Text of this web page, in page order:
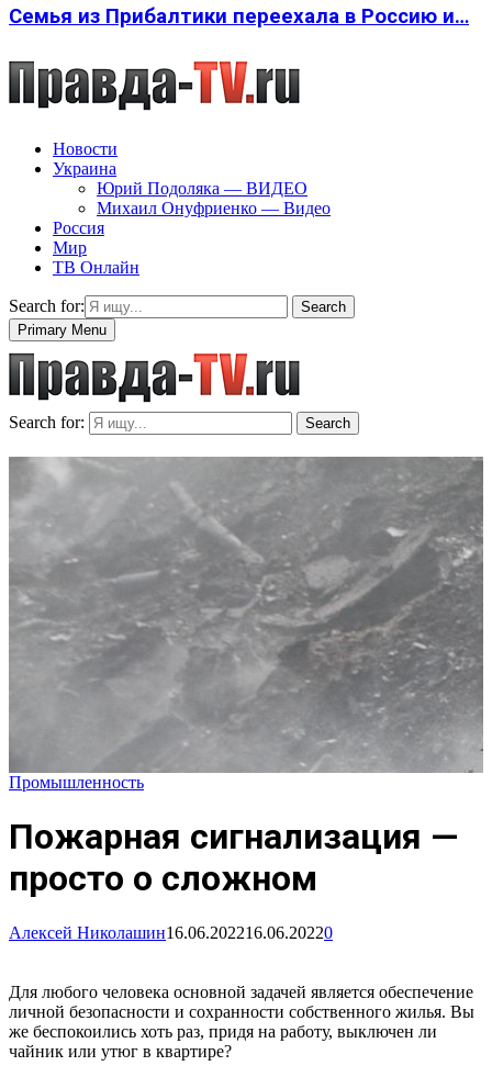
Семья из Прибалтики переехала в Россию и…
Новости
Украина
Юрий Подоляка — ВИДЕО
Михаил Онуфриенко — Видео
Россия
Мир
ТВ Онлайн
Search for:
Search
Primary Menu
Search for: Search
Промышленность
Пожарная сигнализация —
просто о сложном
Алексей Николашин16.06.202216.06.20220
Для любого человека основной задачей является обеспечение
личной безопасности и сохранности собственного жилья. Вы
же беспокоились хоть раз, придя на работу, выключен ли
чайник или утюг в квартире?